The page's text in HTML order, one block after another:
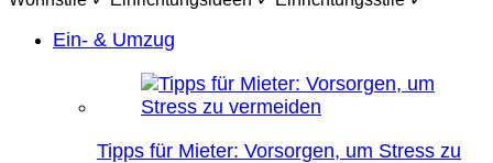
Ein- & Umzug
Tipps für Mieter: Vorsorgen, um Stress zu